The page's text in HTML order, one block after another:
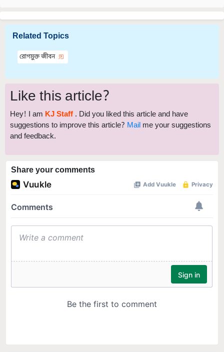
Related Topics
রোগমুক্ত জীবন
Like this article?
Hey! I am KJ Staff . Did you liked this article and have
suggestions to improve this article? Mail me your suggestions
and feedback.
Share your comments